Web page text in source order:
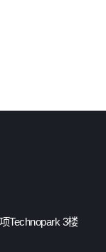
Technopark 3楼